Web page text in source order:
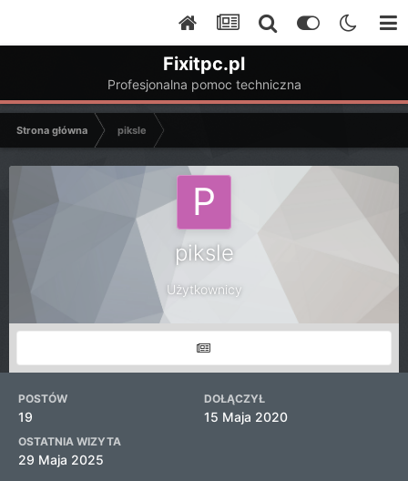
Fixitpc.pl
Profesjonalna pomoc techniczna
Strona główna piksle
piksle
Użytkownicy
POSTÓW
19
DOŁĄCZYŁ
15 Maja 2020
OSTATNIA WIZYTA
29 Maja 2025